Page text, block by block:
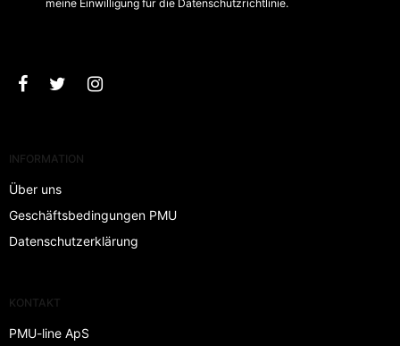
meine Einwilligung für die Datenschutzrichtlinie.
INFORMATION
Über uns
Geschäftsbedingungen PMU
Datenschutzerklärung
KONTAKT
PMU-line ApS